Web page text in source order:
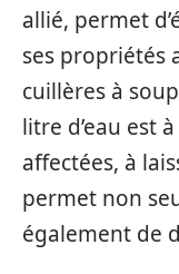
allié, permet
ses propriétés
cuillères à
litre d’eau est
affectées, à
permet non
également de